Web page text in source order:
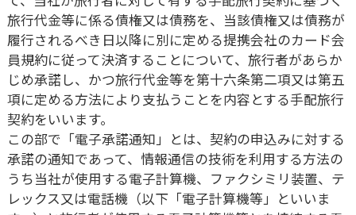
旅行代金等に係る債権又は債務を、当該債権又は債務が
履行されるべき日以降に別に定める提携会社のカード会
員規約に従って決済することについて、旅行者があらか
じめ承諾し、かつ旅行代金等を第十六条第二項又は第五
項に定める方法により支払うことを内容とする手配旅行
契約をいいます。
この部で「電子承諾通知」とは、契約の申込みに対する
承諾の通知であって、情報通信の技術を利用する方法の
うち当社が使用する電子計算機、ファクシミリ装置、テ
レックス又は電話機（以下「電子計算機等」といいま